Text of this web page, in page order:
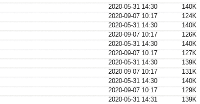
2020-05-31 14:30
140K
2020-09-07 10:17
124K
2020-05-31 14:30
140K
2020-09-07 10:17
126K
2020-05-31 14:30
140K
2020-09-07 10:17
127K
2020-05-31 14:30
139K
2020-09-07 10:17
131K
2020-05-31 14:30
140K
2020-09-07 10:17
129K
2020-05-31 14:31
139K